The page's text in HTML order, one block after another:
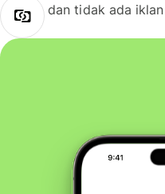
dan tidak ada